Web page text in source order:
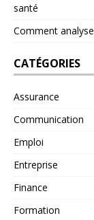
santé
Comment
CATÉGORIES
Assurance
Communication
Emploi
Entreprise
Finance
Formation